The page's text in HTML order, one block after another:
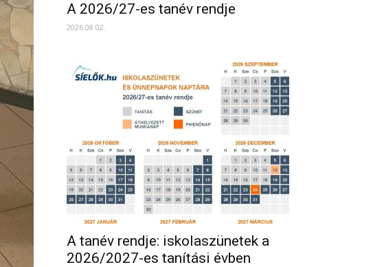
A 2026/27-es tanév rendje
2026.08.02.
A tanév rendje: iskolaszünetek a
2026/2027-es tanítási évben